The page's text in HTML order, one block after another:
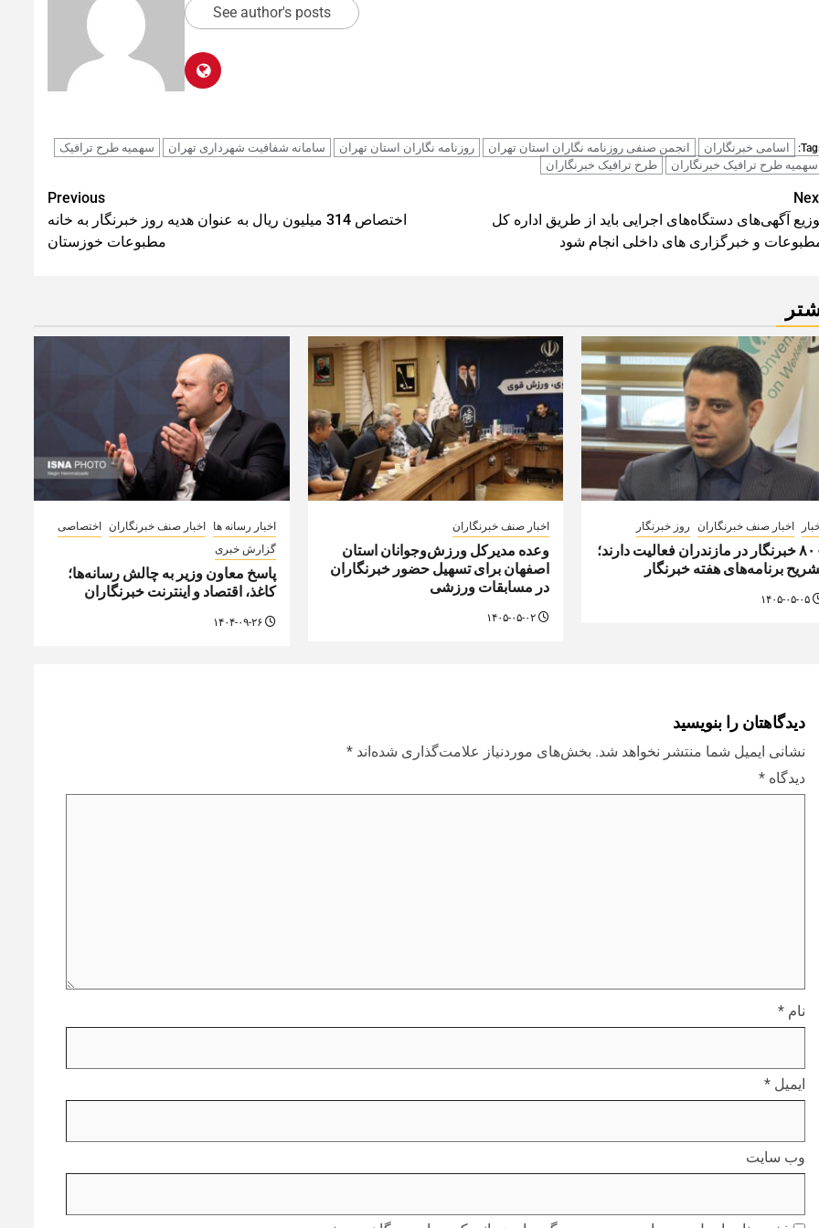
See author's posts
اسامی خبرنگاران انجمن صنفی روزنامه نگاران استان تهران روزنامه نگاران استان تهران سامانه شفافیت شهرداری تهران
سهمیه طرح ترافیک
سهمیه طرح ترافیک خبرنگاران
طرح ترافیک خبرنگاران
Previous
اختصاص 314 میلیون ریال به عنوان هدیه روز خبرنگار به خانه
مطبوعات خوزستان
آگهی‌های دستگاه‌های اجرایی باید از طریق اداره کل
و خبرگزاری های داخلی انجام شود
اخبار صنف خبرنگاران روز خبرنگار
۸۰۰ خبرنگار در مازندران فعالیت دارند؛
برنامه‌های هفته خبرنگار
اخبار صنف خبرنگاران
وعده مدیرکل ورزش‌وجوانان استان
اصفهان برای تسهیل حضور خبرنگاران
در مسابقات ورزشی
۱۴۰۵-۰۵-۰۲
اخبار رسانه ها اخبار صنف خبرنگاران
اختصاصی
گزارش خبری
پاسخ معاون وزیر به چالش رسانه‌ها؛
کاغذ، اقتصاد و اینترنت خبرنگاران
۱۴۰۴-۰۹-۲۶
دیدگاهتان را بنویسید
نشانی ایمیل شما منتشر نخواهد شد. بخش‌های موردنیاز علامت‌گذاری شده‌اند *
دیدگاه *
نام *
ایمیل *
وب‌ سایت